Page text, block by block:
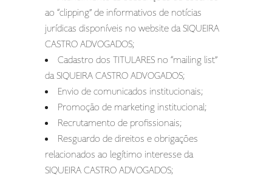
ao “clipping” de informativos de notícias
jurídicas disponíveis no website da SIQUEIRA
CASTRO ADVOGADOS;
Cadastro dos TITULARES no “mailing list”
da SIQUEIRA CASTRO ADVOGADOS;
Envio de comunicados institucionais;
Promoção de marketing institucional;
Recrutamento de profissionais;
Resguardo de direitos e obrigações
relacionados ao legítimo interesse da
SIQUEIRA CASTRO ADVOGADOS;